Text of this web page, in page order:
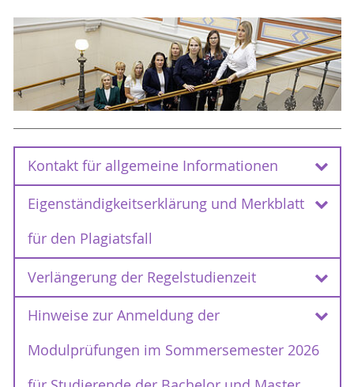
Kontakt für allgemeine Informationen
Kontakt für allgemeine Informationen
Für allgemeine Fragen steht Ihnen folgende
Mailadresse des Prüfungsamtes zur Verfügung:
pruefungsamt.phf@uni-rostock.de
Eigenständigkeitserklärung und Merkblatt
für den Plagiatsfall
Eigenständigkeitserklärung und Merkblatt
für den Plagiatsfall
Arbeiten
Verlängerung der Regelstudienzeit
Verlängerung der Regelstudienzeit
Hinweise zur Anmeldung der
Modulprüfungen im Sommersemester 2026